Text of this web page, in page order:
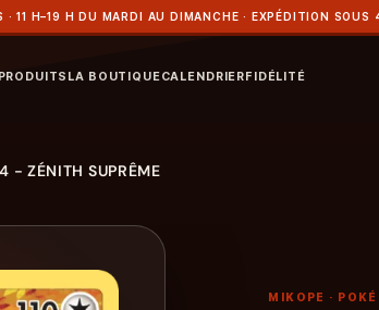
· 11 H–19 H DU MARDI AU DIMANCHE · EXPÉDITION SOUS
LA BOUTIQUECALENDRIERFIDÉLITÉ
- ZÉNITH SUPRÊME
MIKOPE ·